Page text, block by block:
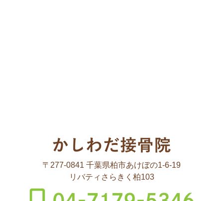
〒277-0841 千葉県柏市あけぼの1-6-19
リバティさらきく柏103